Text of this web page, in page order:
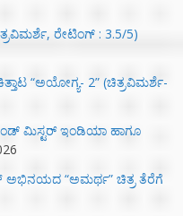
ರೇಟಿಂಗ್ : 3.5/5)
“ಅಯೋಗ್ಯ- 2” (ಚಿತ್ರವಿಮರ್ಶೆ-
ಮಿಸ್ಟರ್ ಇಂಡಿಯಾ ಹಾಗೂ
ಅಭಿನಯದ “ಅಮರ್ಥ” ಚಿತ್ರ ತೆರೆಗೆ